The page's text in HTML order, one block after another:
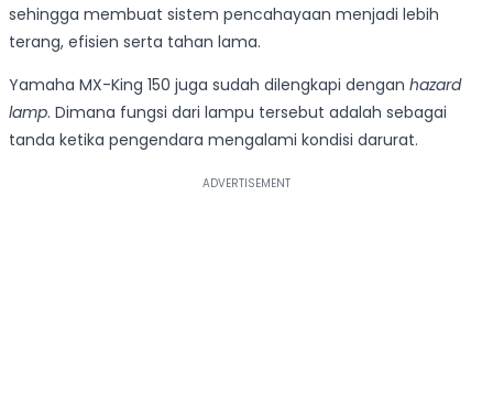
sehingga membuat sistem pencahayaan menjadi lebih
terang, efisien serta tahan lama.
Yamaha MX-King 150 juga sudah dilengkapi dengan hazard
lamp. Dimana fungsi dari lampu tersebut adalah sebagai
tanda ketika pengendara mengalami kondisi darurat.